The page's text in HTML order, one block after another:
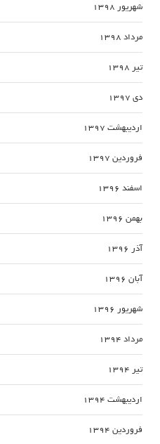
شهریور 1398
مرداد 1398
تیر 1398
دی 1397
اردیبهشت 1397
فروردین 1397
اسفند 1396
بهمن 1396
آذر 1396
آبان 1396
شهریور 1396
مرداد 1394
تیر 1394
اردیبهشت 1394
فروردین 1394